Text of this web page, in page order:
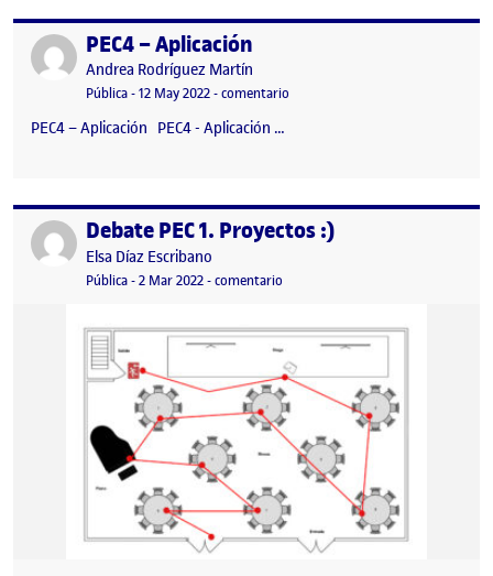
Publicado porPEC4 – Aplicación
Publicado por
Andrea Rodríguez Martín
Visibilidad:
Pública-Fecha de publicación
12 May 202215 mayo, 2022 5:36 pm
-comentario
PEC4 – Aplicación PEC4 - Aplicación …
Publicado porDebate PEC 1. Proyectos :)
Publicado por
Elsa Díaz Escribano
Visibilidad:
Pública-Fecha de publicación
2 Mar 2022-comentario